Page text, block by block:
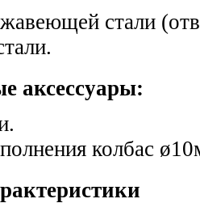
стали
аксессуары:
колбас